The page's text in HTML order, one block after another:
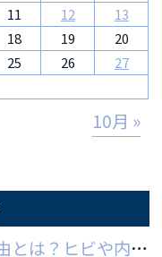
11 12
13
18 19
20
25 26
27
10月 »
奥歯で硬いものが噛めない理由とは？ヒビや内部炎症の疑いと対策